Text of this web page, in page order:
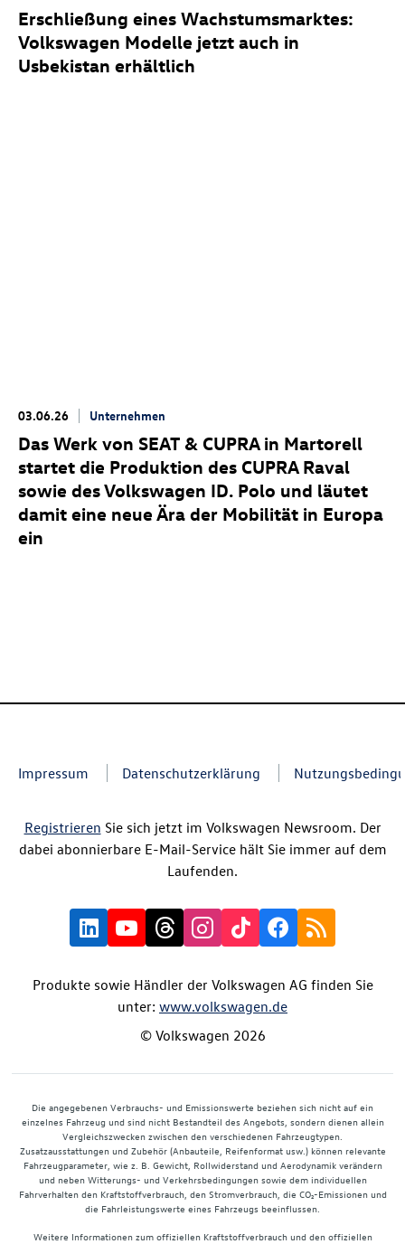
Erschließung eines Wachstumsmarktes:
Volkswagen Modelle jetzt auch in
Usbekistan erhältlich
03.06.26 Unternehmen
Das Werk von SEAT & CUPRA in Martorell
startet die Produktion des CUPRA Raval
sowie des Volkswagen ID. Polo und läutet
damit eine neue Ära der Mobilität in Europa
ein
Impressum Datenschutzerklärung
Registrieren Sie sich jetzt im Volkswagen Newsroom. Der
dabei abonnierbare E-Mail-Service hält Sie immer auf dem
Laufenden.
Produkte sowie Händler der Volkswagen AG finden Sie
unter: www.volkswagen.de
© Volkswagen 2026
Die angegebenen Verbrauchs- und Emissionswerte beziehen sich nicht auf ein
einzelnes Fahrzeug und sind nicht Bestandteil des Angebots, sondern dienen allein
Vergleichszwecken zwischen den verschiedenen Fahrzeugtypen.
Zusatzausstattungen und Zubehör (Anbauteile, Reifenformat usw.) können relevante
Fahrzeugparameter, wie z. B. Gewicht, Rollwiderstand und Aerodynamik verändern
und neben Witterungs- und Verkehrsbedingungen sowie dem individuellen
Fahrverhalten den Kraftstoffverbrauch, den Stromverbrauch, die CO₂-Emissionen und
die Fahrleistungswerte eines Fahrzeugs beeinflussen.
Weitere Informationen zum offiziellen Kraftstoffverbrauch und den offiziellen